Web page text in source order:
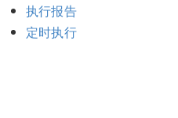
执行报告
定时执行